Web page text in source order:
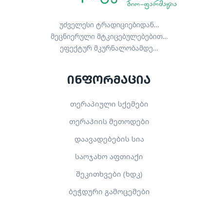
უძველესი ტრადიციებიდან…
მეცნიერული მტკიცებულებებით…
ეფექტურ მკურნალობამდე…
ინფორმაცია
თერაპიული სქემები
თერაპიის მეთოდები
დაავადებების სია
საოჯახო აფთიაქი
შეკითხვები (ხდკ)
ბეჭდური გამოცემები